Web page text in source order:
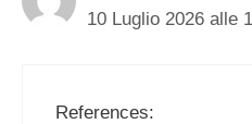
10 Luglio 2026 alle
References: